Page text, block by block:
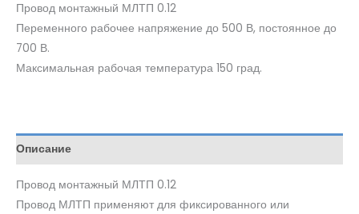
Провод монтажный МЛТП 0.12
Переменного рабочее напряжение до 500 В, постоянное до
700 В.
Максимальная рабочая температура 150 град.
Описание
Провод монтажный МЛТП 0.12
Провод МЛТП применяют для фиксированного или